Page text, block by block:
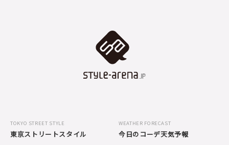
TOKYO STREET STYLE
東京ストリートスタイル
WEATHER FORECAST
今日のコーデ天気予報